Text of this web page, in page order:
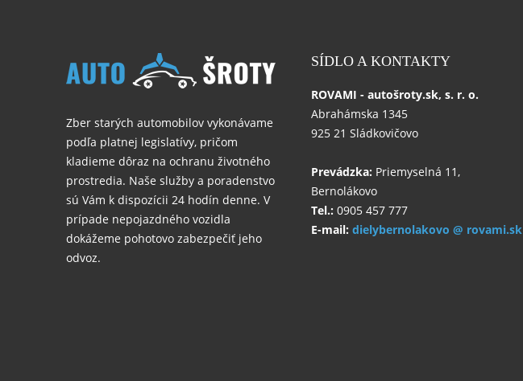
Zber starých automobilov vykonávame
podľa platnej legislatívy, pričom
kladieme dôraz na ochranu životného
prostredia. Naše služby a poradenstvo
sú Vám k dispozícii 24 hodín denne. V
prípade nepojazdného vozidla
dokážeme pohotovo zabezpečiť jeho
odvoz.
SÍDLO A KONTAKTY
ROVAMI - autošroty.sk, s. r. o.
Abrahámska 1345
925 21 Sládkovičovo
Prevádzka: Priemyselná 11,
Bernolákovo
Tel.: 0905 457 777
E-mail: dielybernolakovo @ rovami.sk